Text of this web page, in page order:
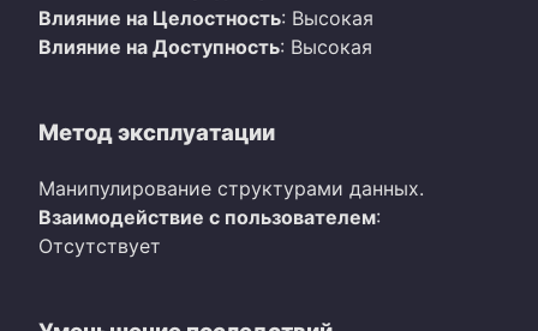
Влияние на Целостность: Высокая
Влияние на Доступность: Высокая
Метод эксплуатации
Манипулирование структурами данных.
Взаимодействие с пользователем:
Отсутствует